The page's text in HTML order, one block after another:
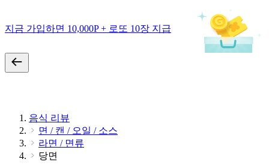
지금 가입하면 10,000P + 로또 10장 지급
음식 리뷰
면 / 캔 / 오일 / 소스
라면 / 면류
당면